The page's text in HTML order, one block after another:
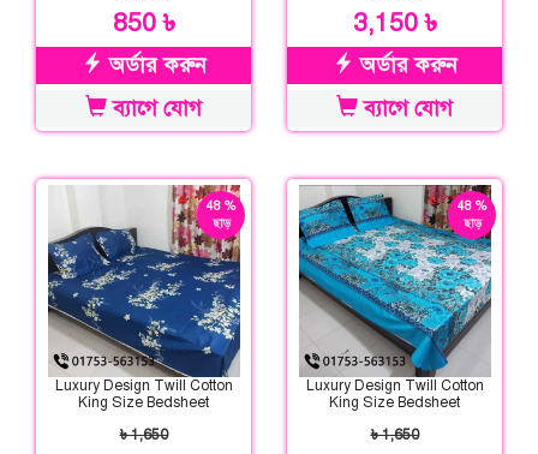
850 ৳
অর্ডার করুন
ব্যাগে যোগ
3,150 ৳
অর্ডার করুন
ব্যাগে যোগ
48 %
ছাড়
Luxury Design Twill Cotton
King Size Bedsheet
৳ 1,650
48 %
ছাড়
Luxury Design Twill Cotton
King Size Bedsheet
৳ 1,650